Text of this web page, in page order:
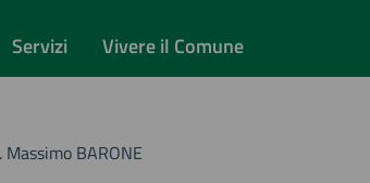
Servizi Vivere il Comune
Massimo BARONE